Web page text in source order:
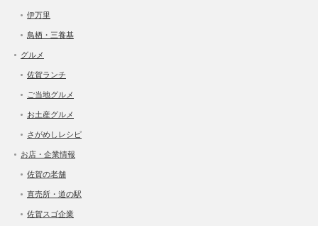
伊万里
鳥栖・三養基
グルメ
佐賀ランチ
ご当地グルメ
お土産グルメ
さがめしレシピ
お店・企業情報
佐賀の老舗
直売所・道の駅
佐賀スゴ企業